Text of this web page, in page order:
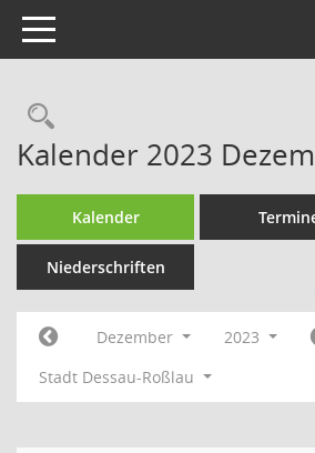
Toggle navigation
Rechercheauswahl
Kalender 2023
Kalender
Niederschriften
Dezember 2023
Stadt Dessau-Roßlau